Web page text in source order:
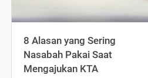
8 Alasan yang Sering
Nasabah Pakai Saat
Mengajukan KTA